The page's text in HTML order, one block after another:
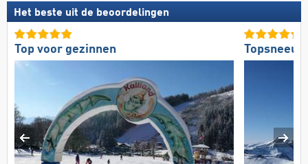
Het beste uit de beoordelingen
Top voor gezinnen